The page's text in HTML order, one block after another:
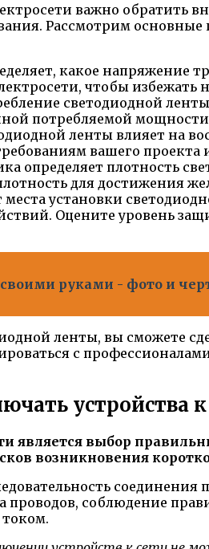
важно обратить
Рассмотрим
какое напряжение
чтобы избежать
светодиодной
потребляемой
ленты влияет на
вашего
определяет плотность
для достижения
установки
Оцените уровень
своими руками - фото и
ленты, вы сможете
с
устройства
выбор
возникновения
соединения
проводов, соблюдение